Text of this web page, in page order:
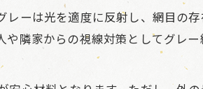
ーは光を適度に反射し、網目の
隣家からの視線対策としてグレ